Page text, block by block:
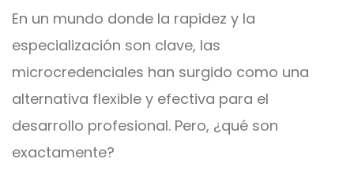
En un mundo donde la rapidez y la
especialización son clave, las
microcredenciales han surgido como una
alternativa flexible y efectiva para el
desarrollo profesional. Pero, ¿qué son
exactamente?